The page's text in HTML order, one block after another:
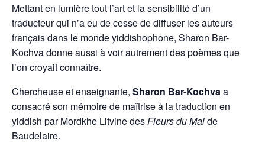
Mettant en lumière tout l’art et la sensibilité d’un
traducteur qui n’a eu de cesse de diffuser les auteurs
français dans le monde yiddishophone, Sharon Bar-
Kochva donne aussi à voir autrement des poèmes que
l’on croyait connaître.
Chercheuse et enseignante, Sharon Bar-Kochvaa
consacré son mémoire de maîtrise à la traduction en
yiddish par Mordkhe Litvine desFleurs du Malde
Baudelaire.